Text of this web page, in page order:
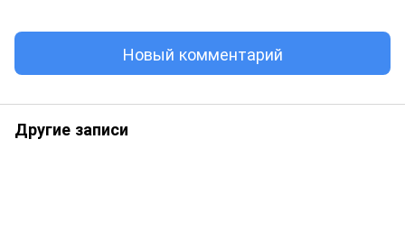
Новый комментарий
Другие записи